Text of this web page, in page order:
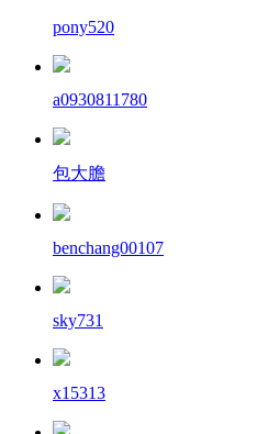
pony520
a0930811780
包大膽
benchang00107
sky731
x15313